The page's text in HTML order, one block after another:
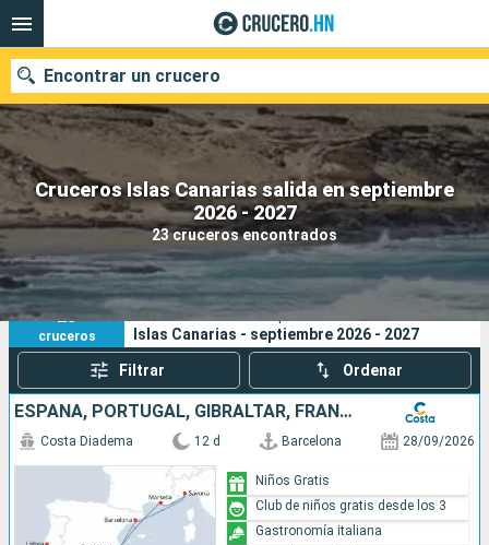
Cruceros Islas Canarias salida en septiembre
2026 - 2027
23 cruceros encontrados
Encontrar un crucero
Nuestros destinos
Fecha de salida
Puertos Compañías
Buscar
23
cruceros
Sus criterios de búsqueda:
Islas Canarias - septiembre 2026 - 2027
Filtrar Ordenar
ESPAÑA, PORTUGAL, GIBRALTAR, FRANCIA, ITALIA
Costa Diadema 12 d Barcelona 28/09/2026
Niños Gratis
Club de niños gratis desde los 3
Gastronomía italiana